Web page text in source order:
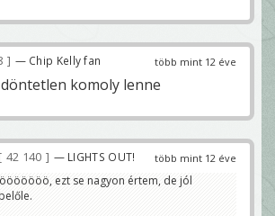
több mint 12 éve
— Chip Kelly fan
komoly lenne
több mint 12 éve
42 140 — LIGHTS OUT!
ezt se nagyon értem, de jól